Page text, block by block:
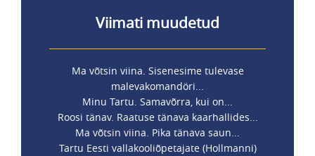
Viimati muudetud
Ma võtsin viina. Sisenesime tulevase
malevakomandöri...
Minu Tartu. Samavõrra, kui on...
Roosi tänav. Raatuse tänava kaarhallides...
Ma võtsin viina. Pika tänava saun...
Tartu Eesti vallakooliõpetajate (Hollmanni)